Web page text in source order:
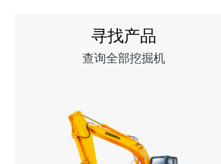
寻找产品
查询全部挖掘机